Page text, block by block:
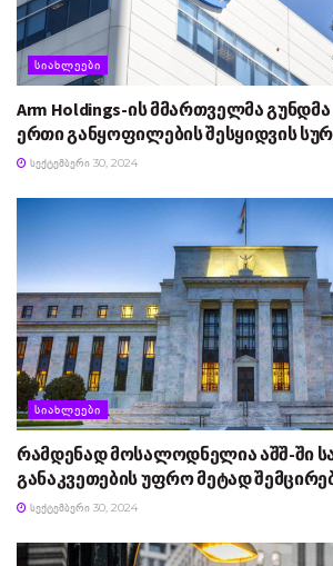
ᲡᲘᲐᲮᲚᲔᲔᲑᲘ
Arm Holdings-ის მმართველმა
ერთი განყოფილების შესყიდვის
ᲡᲔᲥᲢᲔᲛᲑᲔᲠᲘ 30, 2024
ᲡᲘᲐᲮᲚᲔᲔᲑᲘ
რამდენად მოსალოდნელია აშშ-ში
განაკვეთების უფრო მეტად
ᲡᲔᲥᲢᲔᲛᲑᲔᲠᲘ 30, 2024